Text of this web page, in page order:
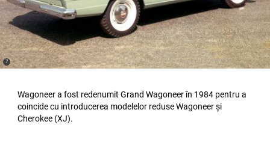
Wagoneer a fost redenumit Grand Wagoneer în 1984 pentru a
coincide cu introducerea modelelor reduse Wagoneer și
Cherokee (XJ).
(
Disclosure
7)